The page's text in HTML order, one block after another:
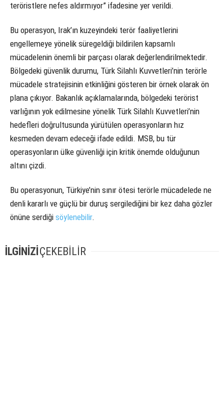
teröristlere nefes aldırmıyor” ifadesine yer verildi.
Bu operasyon, Irak’ın kuzeyindeki terör faaliyetlerini
engellemeye yönelik süregeldiği bildirilen kapsamlı
mücadelenin önemli bir parçası olarak değerlendirilmektedir.
Bölgedeki güvenlik durumu, Türk Silahlı Kuvvetleri’nin terörle
mücadele stratejisinin etkinliğini gösteren bir örnek olarak ön
plana çıkıyor. Bakanlık açıklamalarında, bölgedeki terörist
varlığının yok edilmesine yönelik Türk Silahlı Kuvvetleri’nin
hedefleri doğrultusunda yürütülen operasyonların hız
kesmeden devam edeceği ifade edildi. MSB, bu tür
operasyonların ülke güvenliği için kritik önemde olduğunun
altını çizdi.
Bu operasyonun, Türkiye’nin sınır ötesi terörle mücadelede ne
denli kararlı ve güçlü bir duruş sergilediğini bir kez daha gözler
önüne serdiği söylenebilir.
İLGİNİZİÇEKEBİLİR